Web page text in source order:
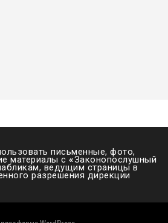
письменные, фото,
материалы с «Законопослушный
ведущим страницы в
разрешения дирекции